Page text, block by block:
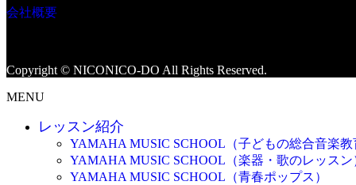
会社概要
Copyright © NICONICO-DO All Rights Reserved.
MENU
レッスン紹介
YAMAHA MUSIC SCHOOL（子どもの総合音楽教
YAMAHA MUSIC SCHOOL（楽器・歌のレッスン
YAMAHA MUSIC SCHOOL（青春ポップス）